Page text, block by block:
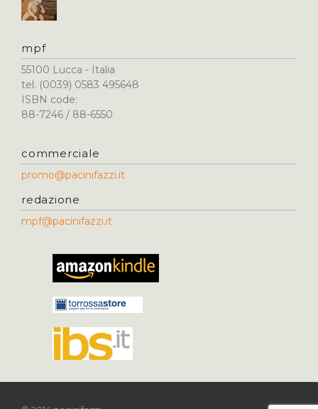
mpf
55100 Lucca - Italia
tel. (0039) 0583 495648
ISBN code:
88-7246 / 88-6550
commerciale
promo@pacinifazzi.it
redazione
mpf@pacinifazzi.it